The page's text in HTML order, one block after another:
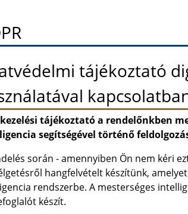
tájékoztató
tájékoztató a rendelőnkben
segítségével történő
során - amennyiben Ön nem kéri
hangfelvételt készítünk,
rendszerbe. A mesterséges
készít.